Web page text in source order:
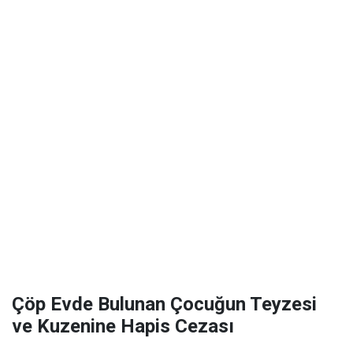
Çöp Evde Bulunan Çocuğun Teyzesi
ve Kuzenine Hapis Cezası